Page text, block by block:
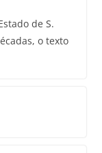
de S.
o texto